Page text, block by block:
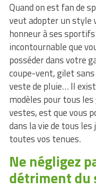
Quand on est fan de
veut adopter un style
honneur à ses
incontournable que
posséder dans votre
coupe-vent, gilet
veste de pluie… Il
modèles pour tous
vestes, est que vous
dans la vie de tous
toutes vos tenues.
Ne négligez
détriment du